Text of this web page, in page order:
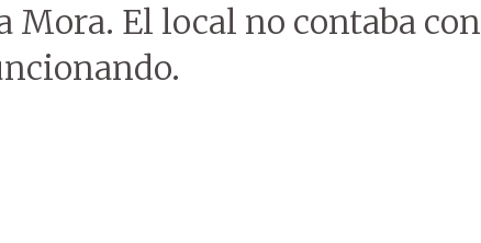
Mora. El local no contaba con